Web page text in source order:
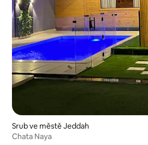
Srub ve městě Jeddah
Chata Naya